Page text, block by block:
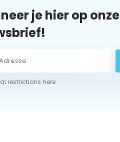
je hier op onze
restrictions here